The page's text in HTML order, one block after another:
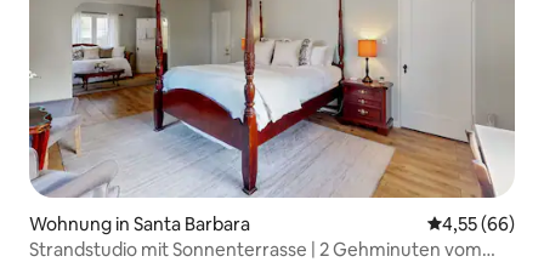
Wohnung in Santa Barbara
4,55 (66)
Strandstudio mit Sonnenterrasse | 2 Gehminuten vom